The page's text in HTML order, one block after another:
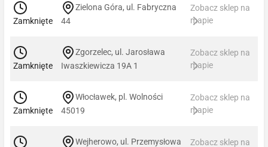
Zamknięte
Zielona Góra, ul. Fabryczna
44
Zobacz sklep na
mapie
Zamknięte
Zgorzelec, ul. Jarosława
Iwaszkiewicza 19A 1
Zobacz sklep na
mapie
Zamknięte
Włocławek, pl. Wolności
45019
Zobacz sklep na
mapie
Wejherowo, ul. Przemysłowa
Zobacz sklep na